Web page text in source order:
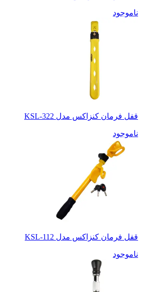
ناموجود
قفل فرمان کنزاکس مدل KSL-322
ناموجود
قفل فرمان کنزاکس مدل KSL-112
ناموجود